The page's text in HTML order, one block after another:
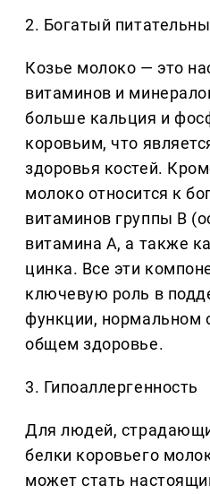
2. Богатый
Козье молоко — это
витаминов и
больше кальция и
коровьим, что
здоровья костей.
молоко относится к
витаминов группы B
витамина А, а также
цинка. Все эти
ключевую роль в
функции, нормальном
общем здоровье.
3. Гипоаллергенность
Для людей,
белки коровьего
может стать